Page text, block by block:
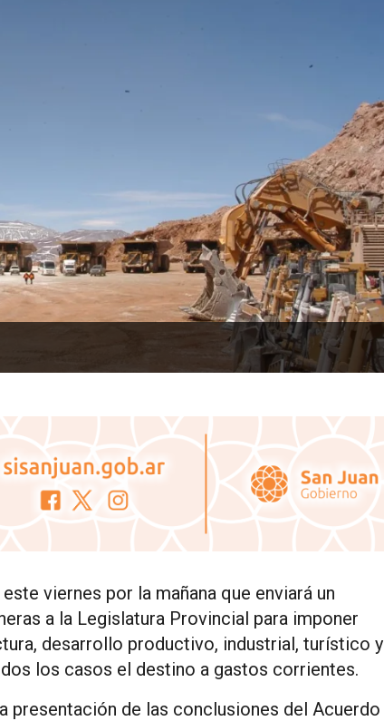
viernes por la mañana que enviará un
a la Legislatura Provincial para imponer
desarrollo productivo, industrial, turístico y
los casos el destino a gastos corrientes.
presentación de las conclusiones del Acuerdo